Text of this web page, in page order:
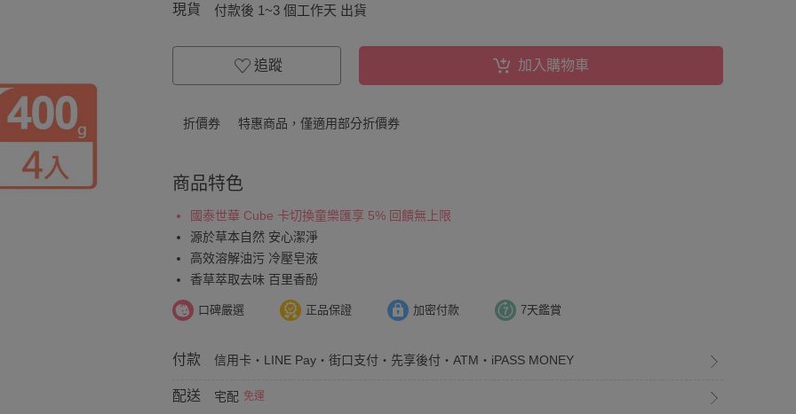
現貨 付款後 1~3 個工作天 出貨
追蹤 加入購物車
折價券 特惠商品，僅適用部分折價券
商品特色
國泰世華 Cube 卡切換童樂匯享 5% 回饋無上限
源於草本自然 安心潔淨
高效溶解油污 冷壓皂液
香草萃取去味 百里香酚
口碑嚴選 正品保證 加密付款 7天鑑賞
付款 信用卡・LINE Pay・街口支付・先享後付・ATM・iPASS MONEY
配送 宅配 免運